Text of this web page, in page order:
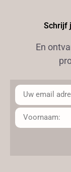
Schrijf
En